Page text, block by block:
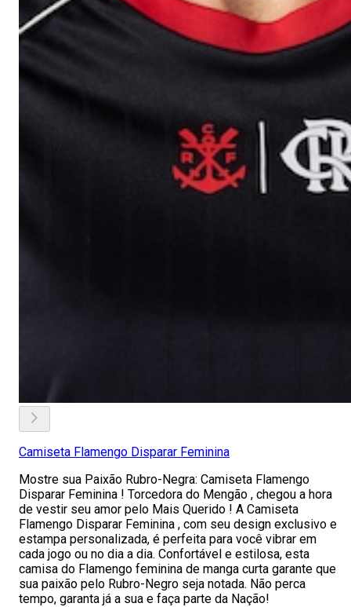
Camiseta Flamengo Disparar Feminina
Mostre sua Paixão Rubro-Negra: Camiseta Flamengo
Disparar Feminina ! Torcedora do Mengão , chegou a hora
de vestir seu amor pelo Mais Querido ! A Camiseta
Flamengo Disparar Feminina , com seu design exclusivo e
estampa personalizada, é perfeita para você vibrar em
cada jogo ou no dia a dia. Confortável e estilosa, esta
camisa do Flamengo feminina de manga curta garante que
sua paixão pelo Rubro-Negro seja notada. Não perca
tempo, garanta já a sua e faça parte da Nação!